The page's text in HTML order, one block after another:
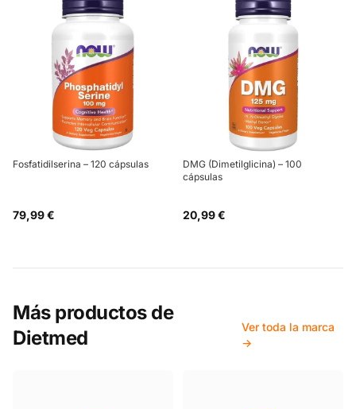
Fosfatidilserina – 120 cápsulas
79,99 €
DMG (Dimetilglicina) – 100
cápsulas
20,99 €
Más productos de
Dietmed
Ver toda la marca
→